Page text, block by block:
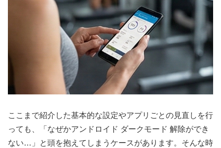
ここまで紹介した基本的な設定やアプリごとの見直しを行
っても、「なぜかアンドロイド ダークモード 解除ができ
ない…」と頭を抱えてしまうケースがあります。そんな時